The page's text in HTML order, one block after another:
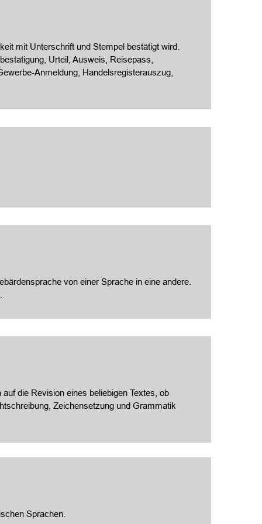
mit Unterschrift und Stempel bestätigt wird.
Urteil, Ausweis, Reisepass,
Anmeldung, Handelsregisterauszug,
von einer Sprache in eine andere.
die Revision eines beliebigen Textes, ob
Zeichensetzung und Grammatik
Sprachen.